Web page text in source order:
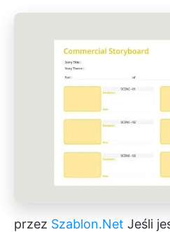
przez Szablon.Net Jeśli